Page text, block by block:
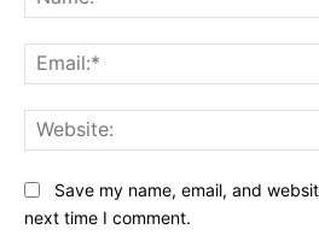
Save my name, email, and
next time I comment.